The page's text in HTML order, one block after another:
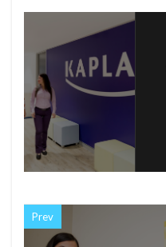
Prev